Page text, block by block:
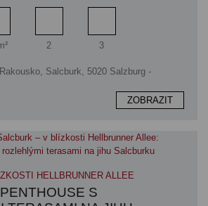
prostorKoupelna
2
Ložnice
3
Salcburk, 5020 Salzburg -
ZOBRAZIT
HELLBRUNNER ALLEE
S